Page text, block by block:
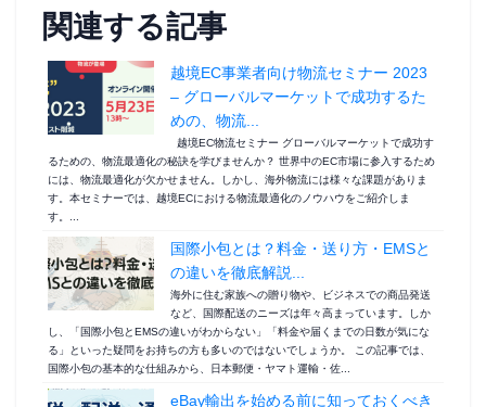
関連する記事
越境EC事業者向け物流セミナー 2023
– グローバルマーケットで成功するた
めの、物流...
越境EC物流セミナー グローバルマーケットで成功す
るための、物流最適化の秘訣を学びませんか？ 世界中のEC市場に参入するため
には、物流最適化が欠かせません。しかし、海外物流には様々な課題がありま
す。本セミナーでは、越境ECにおける物流最適化のノウハウをご紹介しま
す。...
国際小包とは？料金・送り方・EMSと
の違いを徹底解説...
海外に住む家族への贈り物や、ビジネスでの商品発送
など、国際配送のニーズは年々高まっています。しか
し、「国際小包とEMSの違いがわからない」「料金や届くまでの日数が気にな
る」といった疑問をお持ちの方も多いのではないでしょうか。 この記事では、
国際小包の基本的な仕組みから、日本郵便・ヤマト運輸・佐...
eBay輸出を始める前に知っておくべき